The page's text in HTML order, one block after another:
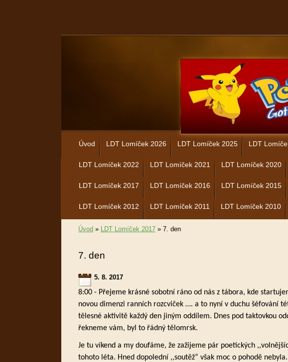
Úvod LDT Lomíček 2026 LDT Lomíček 2025 LDT
LDT Lomíček 2022 LDT Lomíček 2021 LDT Lomíček 2020
LDT Lomíček 2017 LDT Lomíček 2016 LDT Lomíček 2015
LDT Lomíček 2012 LDT Lomíček 2011 LDT Lomíček 2010
Úvod » LDT Lomíček 2017 » 7. den
7. den
5. 8. 2017
8:00 - Přejeme krásné sobotní ráno od nás z tábora, kde
novou dimenzi ranních rozcviček …. a to nyní v duchu šéfování
tělesné aktivitě každý den jiným oddílem. Dnes pod taktovkou
řekneme vám, byl to řádný tělomrsk.
Je tu víkend a my doufáme, že zažijeme pár poetických
tohoto léta. Hned dopolední ,,soutěž“ však moc o pohodě nebyla.